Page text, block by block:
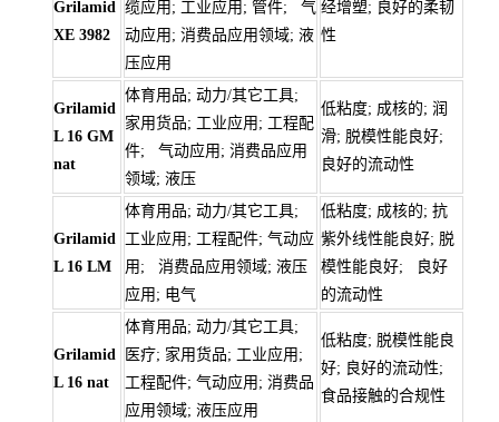
Grilamid
XE 3982
缆应用; 工业应用; 管件; 气
动应用; 消费品应用领域; 液
压应用
经增塑; 良好的柔韧
性
Grilamid
L 16 GM
nat
体育用品; 动力/其它工具;
家用货品; 工业应用; 工程配
件; 气动应用; 消费品应用
领域; 液压
低粘度; 成核的; 润
滑; 脱模性能良好;
良好的流动性
Grilamid
L 16 LM
体育用品; 动力/其它工具;
工业应用; 工程配件; 气动应
用; 消费品应用领域; 液压
应用; 电气
低粘度; 成核的; 抗
紫外线性能良好; 脱
模性能良好; 良好
的流动性
Grilamid
L 16 nat
体育用品; 动力/其它工具;
医疗; 家用货品; 工业应用;
工程配件; 气动应用; 消费品
应用领域; 液压应用
低粘度; 脱模性能良
好; 良好的流动性;
食品接触的合规性